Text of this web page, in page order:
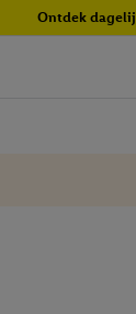
Ontdek